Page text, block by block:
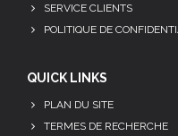
SERVICE CLIENTS
POLITIQUE DE
QUICK LINKS
PLAN DU SITE
TERMES DE RECHERCHE